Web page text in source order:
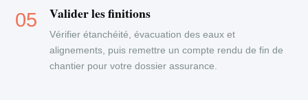
Valider les finitions
Vérifier étanchéité, évacuation des eaux et
alignements, puis remettre un compte rendu de fin de
chantier pour votre dossier assurance.